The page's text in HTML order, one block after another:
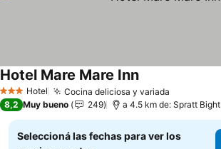
3 Estrellas
Hotel Cocina deliciosa y variada
Hotel Mare Mare InnVer precios
8,2 Muy bueno 249 a 4.5 km de: Spratt Bight
Seleccioná las fechas para ver los